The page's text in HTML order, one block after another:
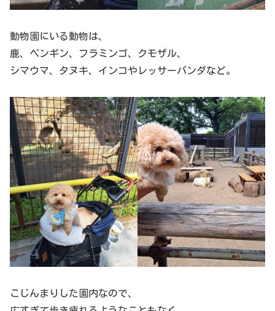
動物園にいる動物は、
鹿、ペンギン、フラミンゴ、クモザル、
シマウマ、タヌキ、インコやレッサーパンダなど。
こじんまりした園内なので、